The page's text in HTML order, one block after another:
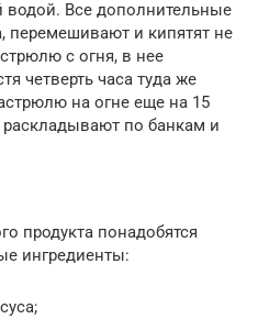
Все дополнительные
перемешивают и кипятят не
с огня, в нее
четверть часа туда же
на огне еще на 15
по банкам и
продукта понадобятся
ингредиенты: